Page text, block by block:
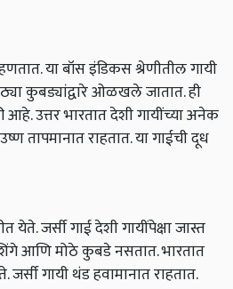
या बॉस इंडिकस श्रेणीतील गायी
कुबड्यांद्वारे ओळखले जातात. ही
उत्तर भारतात देशी गायींच्या अनेक
तापमानात राहतात. या गाईची दूध
येते. जर्सी गाई देशी गायींपेक्षा जास्त
आणि मोठे कुबडे नसतात. भारतात
जर्सी गायी थंड हवामानात राहतात.